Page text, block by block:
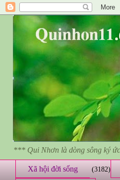
*** Qui Nhơn là dòng sông ký
Xã hội đời sống (3182)